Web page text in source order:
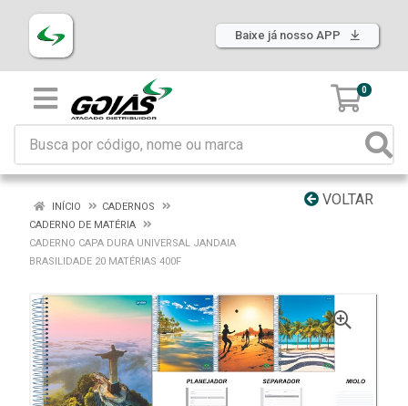
Baixe já nosso APP
0
VOLTAR
INÍCIO
CADERNOS
CADERNO DE MATÉRIA
CADERNO CAPA DURA UNIVERSAL JANDAIA
BRASILIDADE 20 MATÉRIAS 400F